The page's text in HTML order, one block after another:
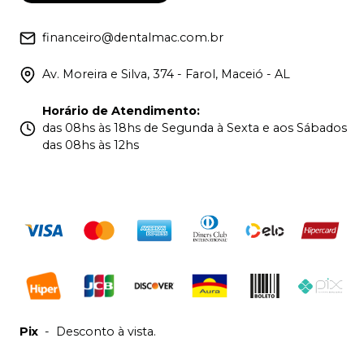
financeiro@dentalmac.com.br
Av. Moreira e Silva, 374 - Farol, Maceió - AL
Horário de Atendimento:
das 08hs às 18hs de Segunda à Sexta e aos Sábados
das 08hs às 12hs
Pix - Desconto à vista.